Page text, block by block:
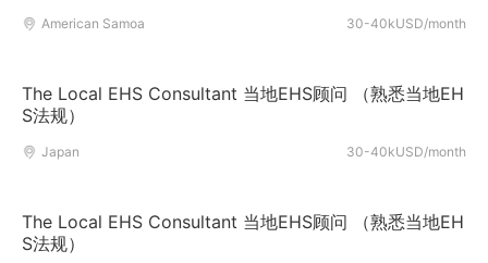
30-40kUSD/month
American Samoa
The Local EHS Consultant 当地EHS顾问 （熟悉当地EH
S法规）
30-40kUSD/month
Japan
The Local EHS Consultant 当地EHS顾问 （熟悉当地EH
S法规）